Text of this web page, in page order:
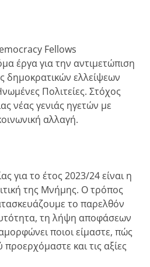
Fellows
έργα για την αντιμετώπιση
δημοκρατικών ελλείψεων
Πολιτείες. Στόχος
νέας γενιάς ηγετών με
αλλαγή.
για το έτος 2023/24 είναι η
της Μνήμης. Ο τρόπος
το παρελθόν
τη λήψη αποφάσεων
ποιοι είμαστε, πώς
και τις αξίες